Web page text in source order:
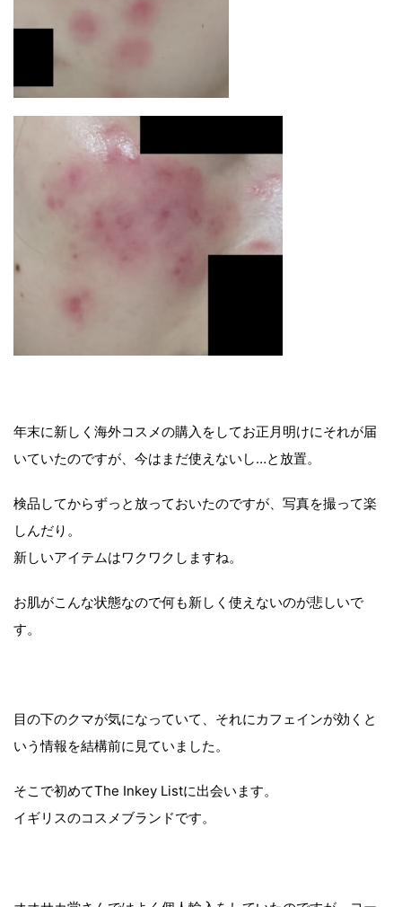
年末に新しく海外コスメの購入をしてお正月明けにそれが届
いていたのですが、今はまだ使えないし…と放置。
検品してからずっと放っておいたのですが、写真を撮って楽
しんだり。
新しいアイテムはワクワクしますね。
お肌がこんな状態なので何も新しく使えないのが悲しいで
す。
目の下のクマが気になっていて、それにカフェインが効くと
いう情報を結構前に見ていました。
そこで初めてThe Inkey Listに出会います。
イギリスのコスメブランドです。